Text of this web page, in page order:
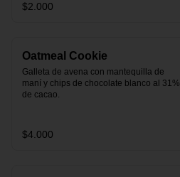
$2.000
Oatmeal Cookie
Galleta de avena con mantequilla de
maní y chips de chocolate blanco al 31%
de cacao.
$4.000